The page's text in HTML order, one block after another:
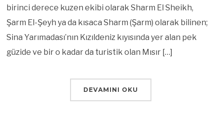
birinci derece kuzen ekibi olarak Sharm El Sheikh,
Şarm El-Şeyh ya da kısaca Sharm (Şarm) olarak bilinen;
Sina Yarımadası’nın Kızıldeniz kıyısında yer alan pek
güzide ve bir o kadar da turistik olan Mısır […]
DEVAMINI OKU